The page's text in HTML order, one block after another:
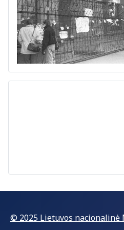
© 2025 Lietuvos